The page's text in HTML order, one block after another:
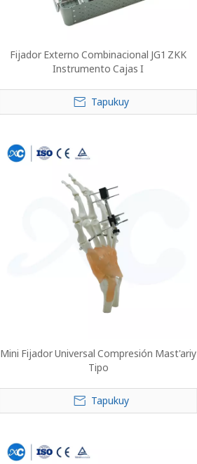
Fijador Externo Combinacional JG1 ZKK
Instrumento Cajas I
Tapukuy
Mini Fijador Universal Compresión Mast'ariy
Tipo
Tapukuy